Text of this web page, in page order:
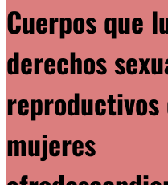
Cuerpos que
derechos
reproductivos
mujeres